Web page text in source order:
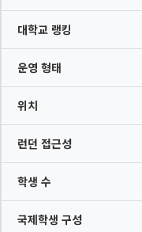
대학교 랭킹
운영 형태
위치
런던 접근성
학생 수
국제학생 구성